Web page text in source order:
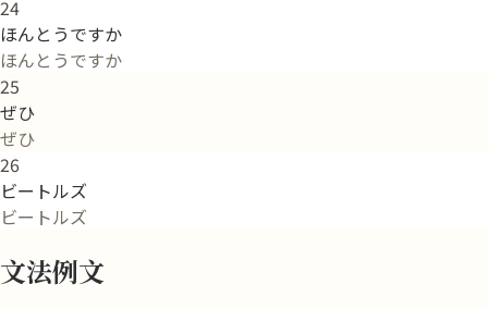
24
ほんとうですか
ほんとうですか
25
ぜひ
ぜひ
26
ビートルズ
ビートルズ
文法例文